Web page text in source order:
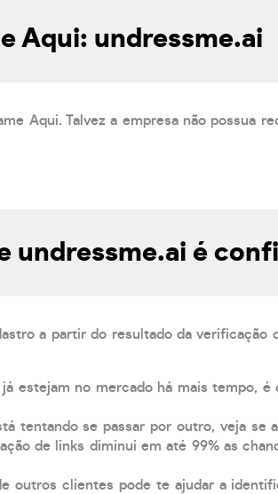
Aqui: undressme.ai
Aqui. Talvez a empresa não possua
undressme.ai é
a partir do resultado da verificação
estejam no mercado há mais tempo,
tentando se passar por outro, veja se
de links diminui em até 99% as
outros clientes pode te ajudar a